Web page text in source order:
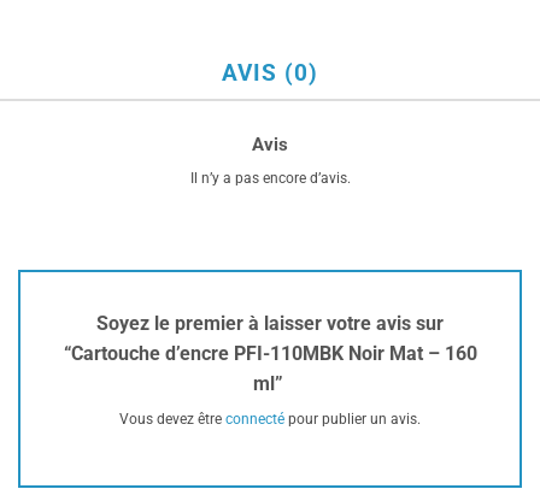
AVIS (0)
Avis
Il n’y a pas encore d’avis.
Soyez le premier à laisser votre avis sur
“Cartouche d’encre PFI-110MBK Noir Mat – 160
ml”
Vous devez être connecté pour publier un avis.